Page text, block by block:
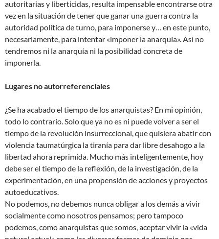
autoritarias y liberticidas, resulta impensable encontrarse otra
vez en la situación de tener que ganar una guerra contra la
autoridad política de turno, para imponerse y… en este punto,
necesariamente, para intentar «imponer la anarquía». Así no
tendremos ni la anarquía ni la posibilidad concreta de
imponerla.
Lugares no autorreferenciales
¿Se ha acabado el tiempo de los anarquistas? En mi opinión,
todo lo contrario. Solo que ya no es ni puede volver a ser el
tiempo de la revolución insurreccional, que quisiera abatir con
violencia taumatúrgica la tiranía para dar libre desahogo a la
libertad ahora reprimida. Mucho más inteligentemente, hoy
debe ser el tiempo de la reflexión, de la investigación, de la
experimentación, en una propensión de acciones y proyectos
autoeducativos.
No podemos, no debemos nunca obligar a los demás a vivir
socialmente como nosotros pensamos; pero tampoco
podemos, como anarquistas que somos, aceptar vivir la «vida